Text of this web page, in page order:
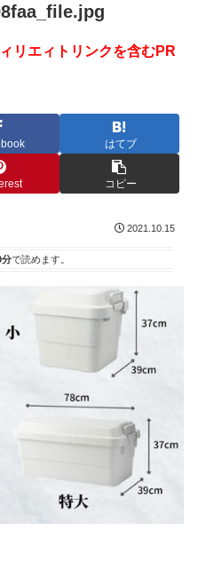
リエィトリンクを含むPR
はてブ
コピー
2021.10.15
分で読めます。